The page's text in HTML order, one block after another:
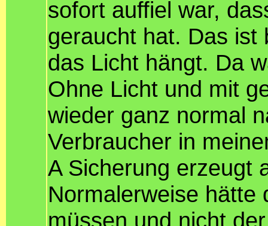
sofort auffiel war,
geraucht hat. Das ist
das Licht hängt. Da
Ohne Licht und mit
wieder ganz normal
Verbraucher in
A Sicherung erzeugt
Normalerweise hätte
müssen und nicht